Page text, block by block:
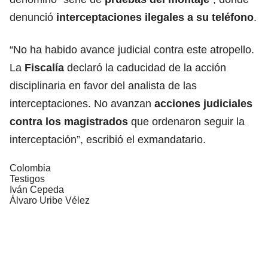
denunció interceptaciones ilegales a su teléfono.
“No ha habido avance judicial contra este atropello.
La Fiscalía declaró la caducidad de la acción
disciplinaria en favor del analista de las
interceptaciones. No avanzan acciones judiciales
contra los magistrados que ordenaron seguir la
interceptación”, escribió el exmandatario.
Colombia
Testigos
Iván Cepeda
Álvaro Uribe Vélez